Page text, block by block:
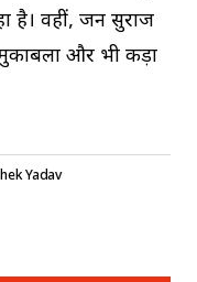
है। वहीं, जन सुराज
और भी कड़ा
Yadav